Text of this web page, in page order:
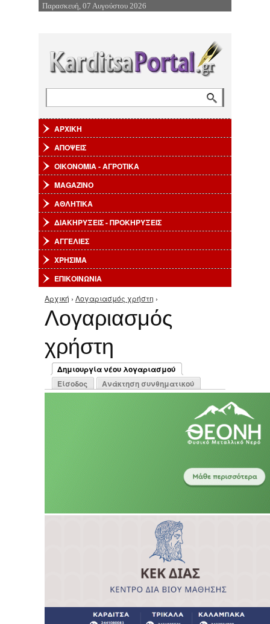
Επιστροφή στην Πλοήγηση
Παρασκευή, 07 Αυγούστου 2026
ΑΡΧΙΚΗ
ΑΠΟΨΕΙΣ
ΟΙΚΟΝΟΜΙΑ - ΑΓΡΟΤΙΚΑ
MAGAZINO
ΑΘΛΗΤΙΚΑ
ΔΙΑΚΗΡΥΞΕΙΣ - ΠΡΟΚΗΡΥΞΕΙΣ
ΑΓΓΕΛΙΕΣ
ΧΡΗΣΙΜΑ
ΕΠΙΚΟΙΝΩΝΙΑ
Είστε εδώ
Αρχική › Λογαριασμός χρήστη ›
Λογαριασμός
χρήστη
Πρωτεύουσες καρτέλες
Δημιουργία νέου λογαριασμού
(ενεργή καρτέλα)
Είσοδος Ανάκτηση συνθηματικού